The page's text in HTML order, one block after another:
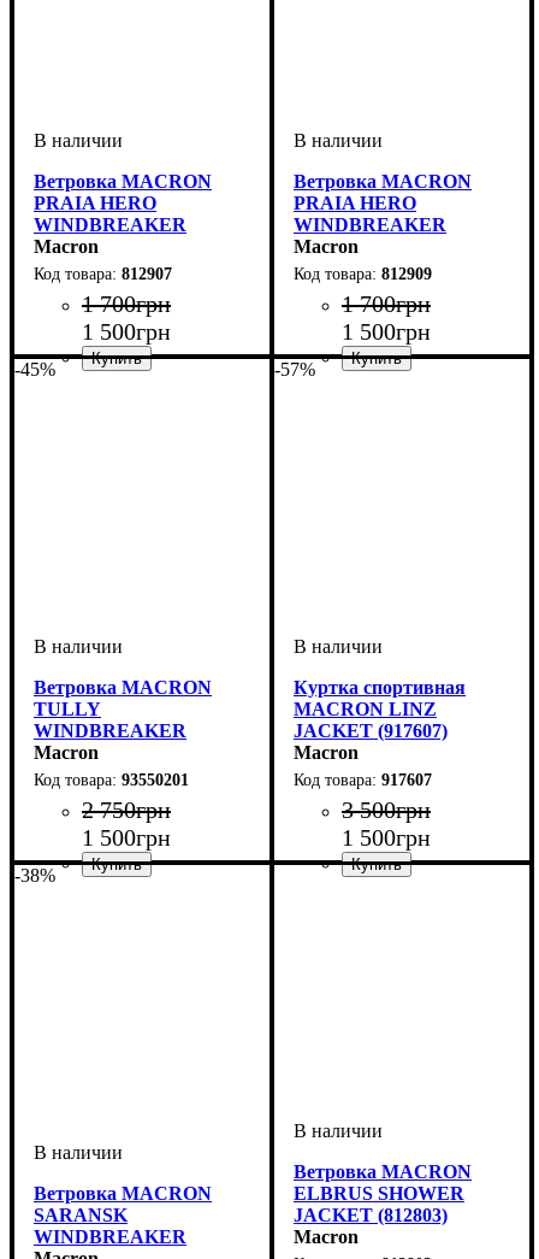
Ветровка MACRON
PRAIA HERO
WINDBREAKER
(812907)
Macron
812907
1 700грн
1 500грн
Пол
Производитель
Цвет
Ветровка MACRON
PRAIA HERO
WINDBREAKER
(812909)
Macron
812909
1 700грн
1 500грн
Пол
Производитель
Цвет
-45%
Ветровка MACRON
TULLY
WINDBREAKER
(93550201)
Macron
93550201
2 750грн
1 500грн
Пол
Производитель
Цвет
-57%
Куртка спортивная
MACRON LINZ
JACKET (917607)
Macron
917607
3 500грн
1 500грн
-38%
Ветровка MACRON
SARANSK
WINDBREAKER
Ветровка MACRON
ELBRUS SHOWER
JACKET (812803)
Macron